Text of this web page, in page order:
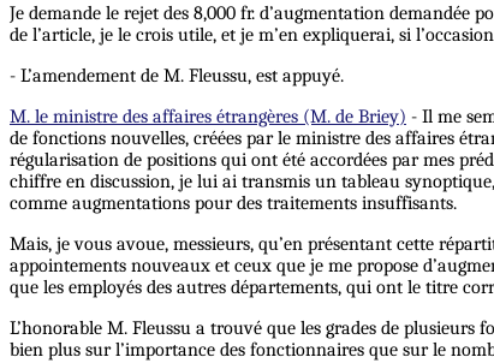
Je demande le rejet des 8,000 fr. d’augmentation
de l’article, je le crois utile, et je m’en expliquerai, si
- L’amendement de M. Fleussu, est appuyé.
M. le ministre des affaires étrangères (M. de Briey) - Il me
de fonctions nouvelles, créées par le ministre des affaires
régularisation de positions qui ont été accordées par mes
chiffre en discussion, je lui ai transmis un tableau
comme augmentations pour des traitements insuffisants.
Mais, je vous avoue, messieurs, qu’en présentant cette
appointements nouveaux et ceux que je me propose
que les employés des autres départements, qui ont le titre
L’honorable M. Fleussu a trouvé que les grades de
bien plus sur l’importance des fonctionnaires que sur le